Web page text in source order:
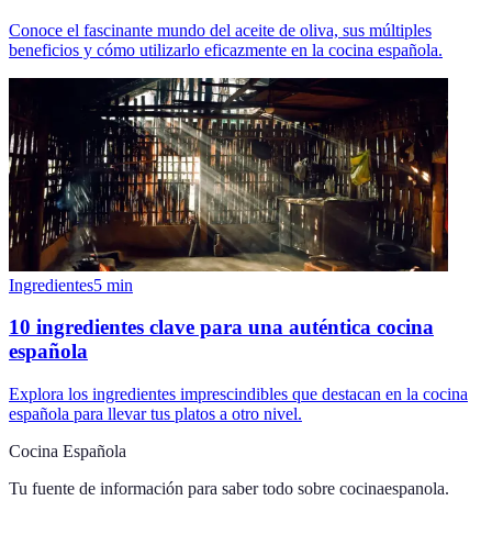
Conoce el fascinante mundo del aceite de oliva, sus múltiples
beneficios y cómo utilizarlo eficazmente en la cocina española.
Ingredientes5 min
10 ingredientes clave para una auténtica cocina
española
Explora los ingredientes imprescindibles que destacan en la cocina
española para llevar tus platos a otro nivel.
Cocina Española
Tu fuente de información para saber todo sobre cocinaespanola.